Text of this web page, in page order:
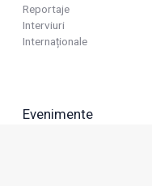
Reportaje
Interviuri
Internaționale
Evenimente